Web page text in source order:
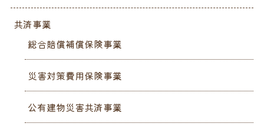
共済事業
総合賠償補償保険事業
災害対策費用保険事業
公有建物災害共済事業